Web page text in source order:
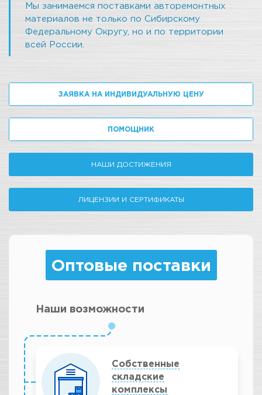
Мы занимаемся поставками авторемонтных
материалов не только по Сибирскому
Федеральному Округу, но и по территории
всей России.
ЗАЯВКА НА ИНДИВИДУАЛЬНУЮ ЦЕНУ
ПОМОЩНИК
НАШИ ДОСТИЖЕНИЯ
ЛИЦЕНЗИИ И СЕРТИФИКАТЫ
Оптовые поставки
Наши возможности
Собственные
складские
комплексы